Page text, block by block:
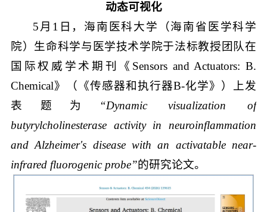
动态可视化
5月1日，海南医科大学（海南省医学科学
院）生命科学与医学技术学院于法标教授团队在
国际权威学术期刊《Sensors and Actuators: B.
Chemical》（《传感器和执行器B-化学》）上发
表题为
“Dynamic visualization of
butyrylcholinesterase activity in neuroinflammation
and Alzheimer's disease with an activatable near-
infrared fluorogenic probe”的研究论文。